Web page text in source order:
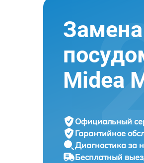
Midea
Официальный
Гарантийное
Диагностика за
Бесплатный